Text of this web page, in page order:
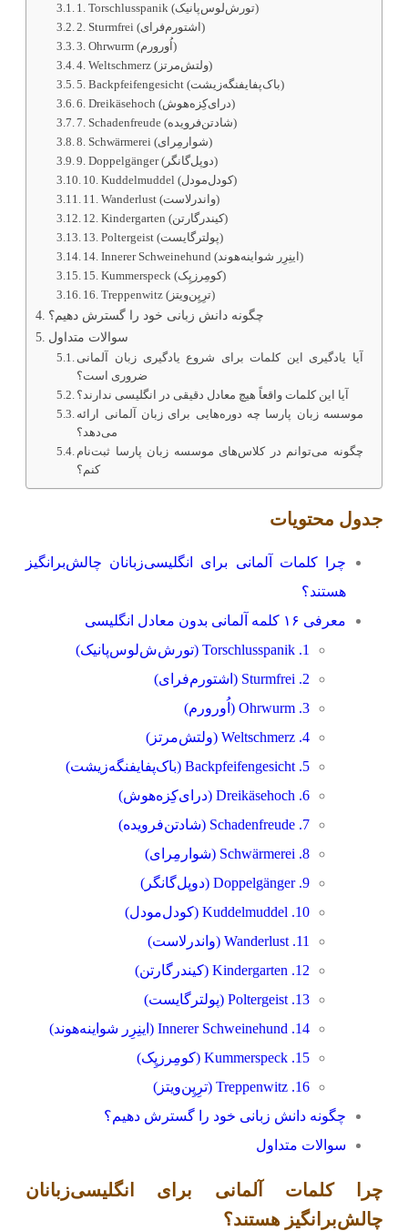
1. Torschlusspanik (تور‌ش‌لوس‌پانیک)
2. Sturmfrei (اشتورم‌فرای)
3. Ohrwurm (اُور‌ورم)
4. Weltschmerz (ولتش‌مرتز)
5. Backpfeifengesicht (باک‌‌پفایفنگه‌زیشت)
6. Dreikäsehoch (درای‌کِزه‌هوش)
7. Schadenfreude (شادتن‌فرویده)
8. Schwärmerei (شوارمِرای)
9. Doppelgänger (دوپل‌گانگر)
10. Kuddelmuddel (کودل‌مودل)
11. Wanderlust (واندرلاست)
12. Kindergarten (کیند‌رگارتن)
13. Poltergeist (پولترگایست)
14. Innerer Schweinehund (اینِرِر شواینه‌هوند)
15. Kummerspeck (کومِرز‌‌پِک)
16. Treppenwitz (ترِپِن‌ویتز)
چگونه دانش زبانی خود را گسترش دهیم؟
سوالات متداول
آیا یادگیری این کلمات برای شروع یادگیری زبان آلمانی
ضروری است؟
آیا این کلمات واقعاً هیچ معادل دقیقی در انگلیسی ندارند؟
موسسه زبان پارسا چه دوره‌هایی برای زبان آلمانی ارائه
می‌دهد؟
چگونه می‌توانم در کلاس‌های موسسه زبان پارسا ثبت‌نام
کنم؟
جدول محتویات
چرا کلمات آلمانی برای انگلیسی‌زبانان چالش‌برانگیز
هستند؟
معرفی ۱۶ کلمه آلمانی بدون معادل انگلیسی
1. Torschlusspanik (تور‌ش‌ش‌لوس‌پانیک)
2. Sturmfrei (اشتورم‌فرای)
3. Ohrwurm (اُور‌ورم)
4. Weltschmerz (ولتش‌مرتز)
5. Backpfeifengesicht (باک‌‌پفایفنگه‌زیشت)
6. Dreikäsehoch (درای‌کِزه‌هوش)
7. Schadenfreude (شادتن‌فرویده)
8. Schwärmerei (شوارمِرای)
9. Doppelgänger (دوپل‌گانگر)
10. Kuddelmuddel (کودل‌مودل)
11. Wanderlust (واندرلاست)
12. Kindergarten (کیند‌رگارتن)
13. Poltergeist (پولترگایست)
14. Innerer Schweinehund (اینِرِر شواینه‌هوند)
15. Kummerspeck (کومِرز‌‌پِک)
16. Treppenwitz (ترِپِن‌ویتز)
چگونه دانش زبانی خود را گسترش دهیم؟
سوالات متداول
چرا کلمات آلمانی برای انگلیسی‌زبانان
چالش‌برانگیز هستند؟